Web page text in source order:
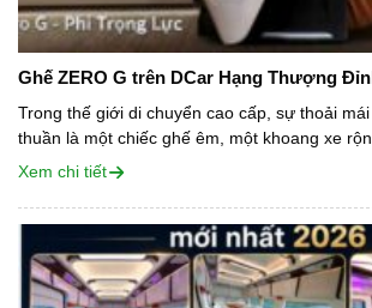
Ghế ZERO G trên DCar Hạng Thượng
Trong thế giới di chuyển cao cấp, sự thoải
thuần là một chiếc ghế êm, một khoang xe
giải trí cơ bản. Với những khách hàng...
Xem chi tiết